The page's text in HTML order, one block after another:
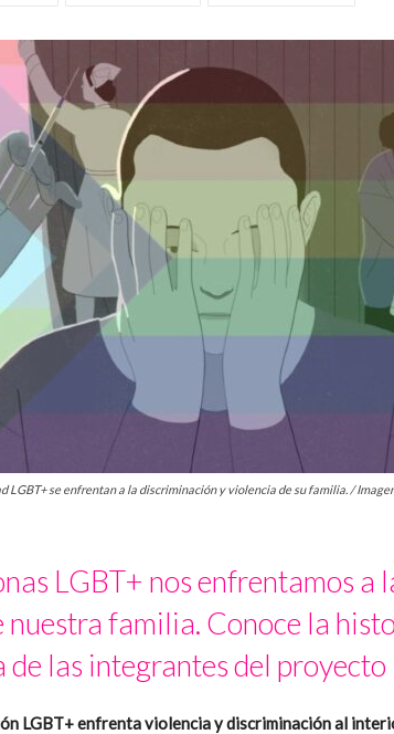
LGBT+ se enfrentan a la discriminación y violencia de su familia. /
LGBT+ nos enfrentamos a
familia. Conoce la
de las integrantes del proyecto
LGBT+ enfrenta violencia y discriminación al